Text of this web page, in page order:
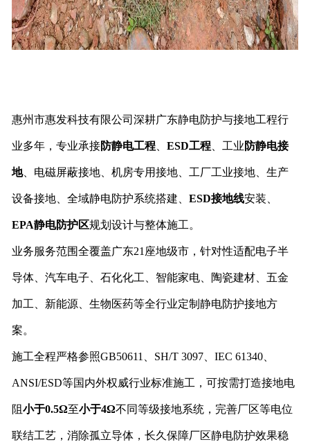
惠州市惠发科技有限公司深耕广东静电防护与接地工程行
业多年，专业承接防静电工程、 ESD工程、工业 防静电接
地、电磁屏蔽接地、机房专用接地、工厂工业接地、生产
设备接地、全域静电防护系统搭建、 ESD接地线安装、
EPA静电防护区规划设计与整体施工。
业务服务范围全覆盖广东21座地级市，针对性适配电子半
导体、汽车电子、石化化工、智能家电、陶瓷建材、五金
加工、新能源、生物医药等全行业定制静电防护接地方
案。
施工全程严格参照GB50611、SH/T 3097、IEC 61340、
ANSI/ESD等国内外权威行业标准施工，可按需打造接地电
阻小于0.5Ω至小于4Ω不同等级接地系统，完善厂区等电位
联结工艺，消除孤立导体，长久保障厂区静电防护效果稳